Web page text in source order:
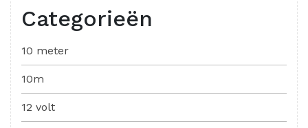
Categorieën
10 meter
10m
12 volt